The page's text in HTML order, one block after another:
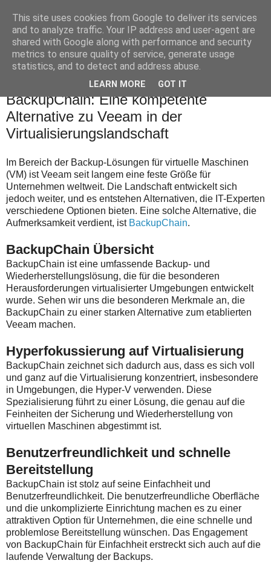
Leberhart
BackupChain: Eine kompetente
Alternative zu Veeam in der
Virtualisierungslandschaft
Im Bereich der Backup-Lösungen für virtuelle Maschinen
(VM) ist Veeam seit langem eine feste Größe für
Unternehmen weltweit. Die Landschaft entwickelt sich
jedoch weiter, und es entstehen Alternativen, die IT-Experten
verschiedene Optionen bieten. Eine solche Alternative, die
Aufmerksamkeit verdient, ist BackupChain.
BackupChain Übersicht
BackupChain ist eine umfassende Backup- und
Wiederherstellungslösung, die für die besonderen
Herausforderungen virtualisierter Umgebungen entwickelt
wurde. Sehen wir uns die besonderen Merkmale an, die
BackupChain zu einer starken Alternative zum etablierten
Veeam machen.
Hyperfokussierung auf Virtualisierung
BackupChain zeichnet sich dadurch aus, dass es sich voll
und ganz auf die Virtualisierung konzentriert, insbesondere
in Umgebungen, die Hyper-V verwenden. Diese
Spezialisierung führt zu einer Lösung, die genau auf die
Feinheiten der Sicherung und Wiederherstellung von
virtuellen Maschinen abgestimmt ist.
Benutzerfreundlichkeit und schnelle
Bereitstellung
BackupChain ist stolz auf seine Einfachheit und
Benutzerfreundlichkeit. Die benutzerfreundliche Oberfläche
und die unkomplizierte Einrichtung machen es zu einer
attraktiven Option für Unternehmen, die eine schnelle und
problemlose Bereitstellung wünschen. Das Engagement
von BackupChain für Einfachheit erstreckt sich auch auf die
laufende Verwaltung der Backups.
This site uses cookies from Google to deliver its services
and to analyze traffic. Your IP address and user-agent are
shared with Google along with performance and security
metrics to ensure quality of service, generate usage
statistics, and to detect and address abuse.
LEARN MORE GOT IT